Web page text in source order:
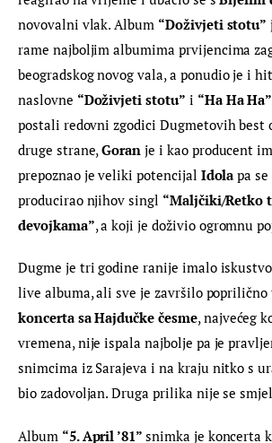
novovalni vlak. Album “Doživjeti stotu”
rame najboljim albumima prvijencima
beogradskog novog vala, a ponudio je i
naslovne “Doživjeti stotu” i “Ha Ha Ha”
postali redovni zgodici Dugmetovih best
druge strane, Goran je i kao producent
prepoznao je veliki potencijal Idola pa se
producirao njihov singl “Maljčiki/Retko
devojkama”, a koji je doživio ogromnu
Dugme je tri godine ranije imalo
live albuma, ali sve je završilo poprilično
koncerta sa Hajdučke česme, najvećeg
vremena, nije ispala najbolje pa je
snimcima iz Sarajeva i na kraju nitko s
bio zadovoljan. Druga prilika nije se
Album “5. April ’81” snimka je koncerta